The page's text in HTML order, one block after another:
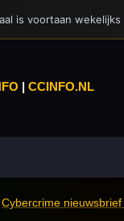
| CCINFO.NL
Cybercrime
is voortaan